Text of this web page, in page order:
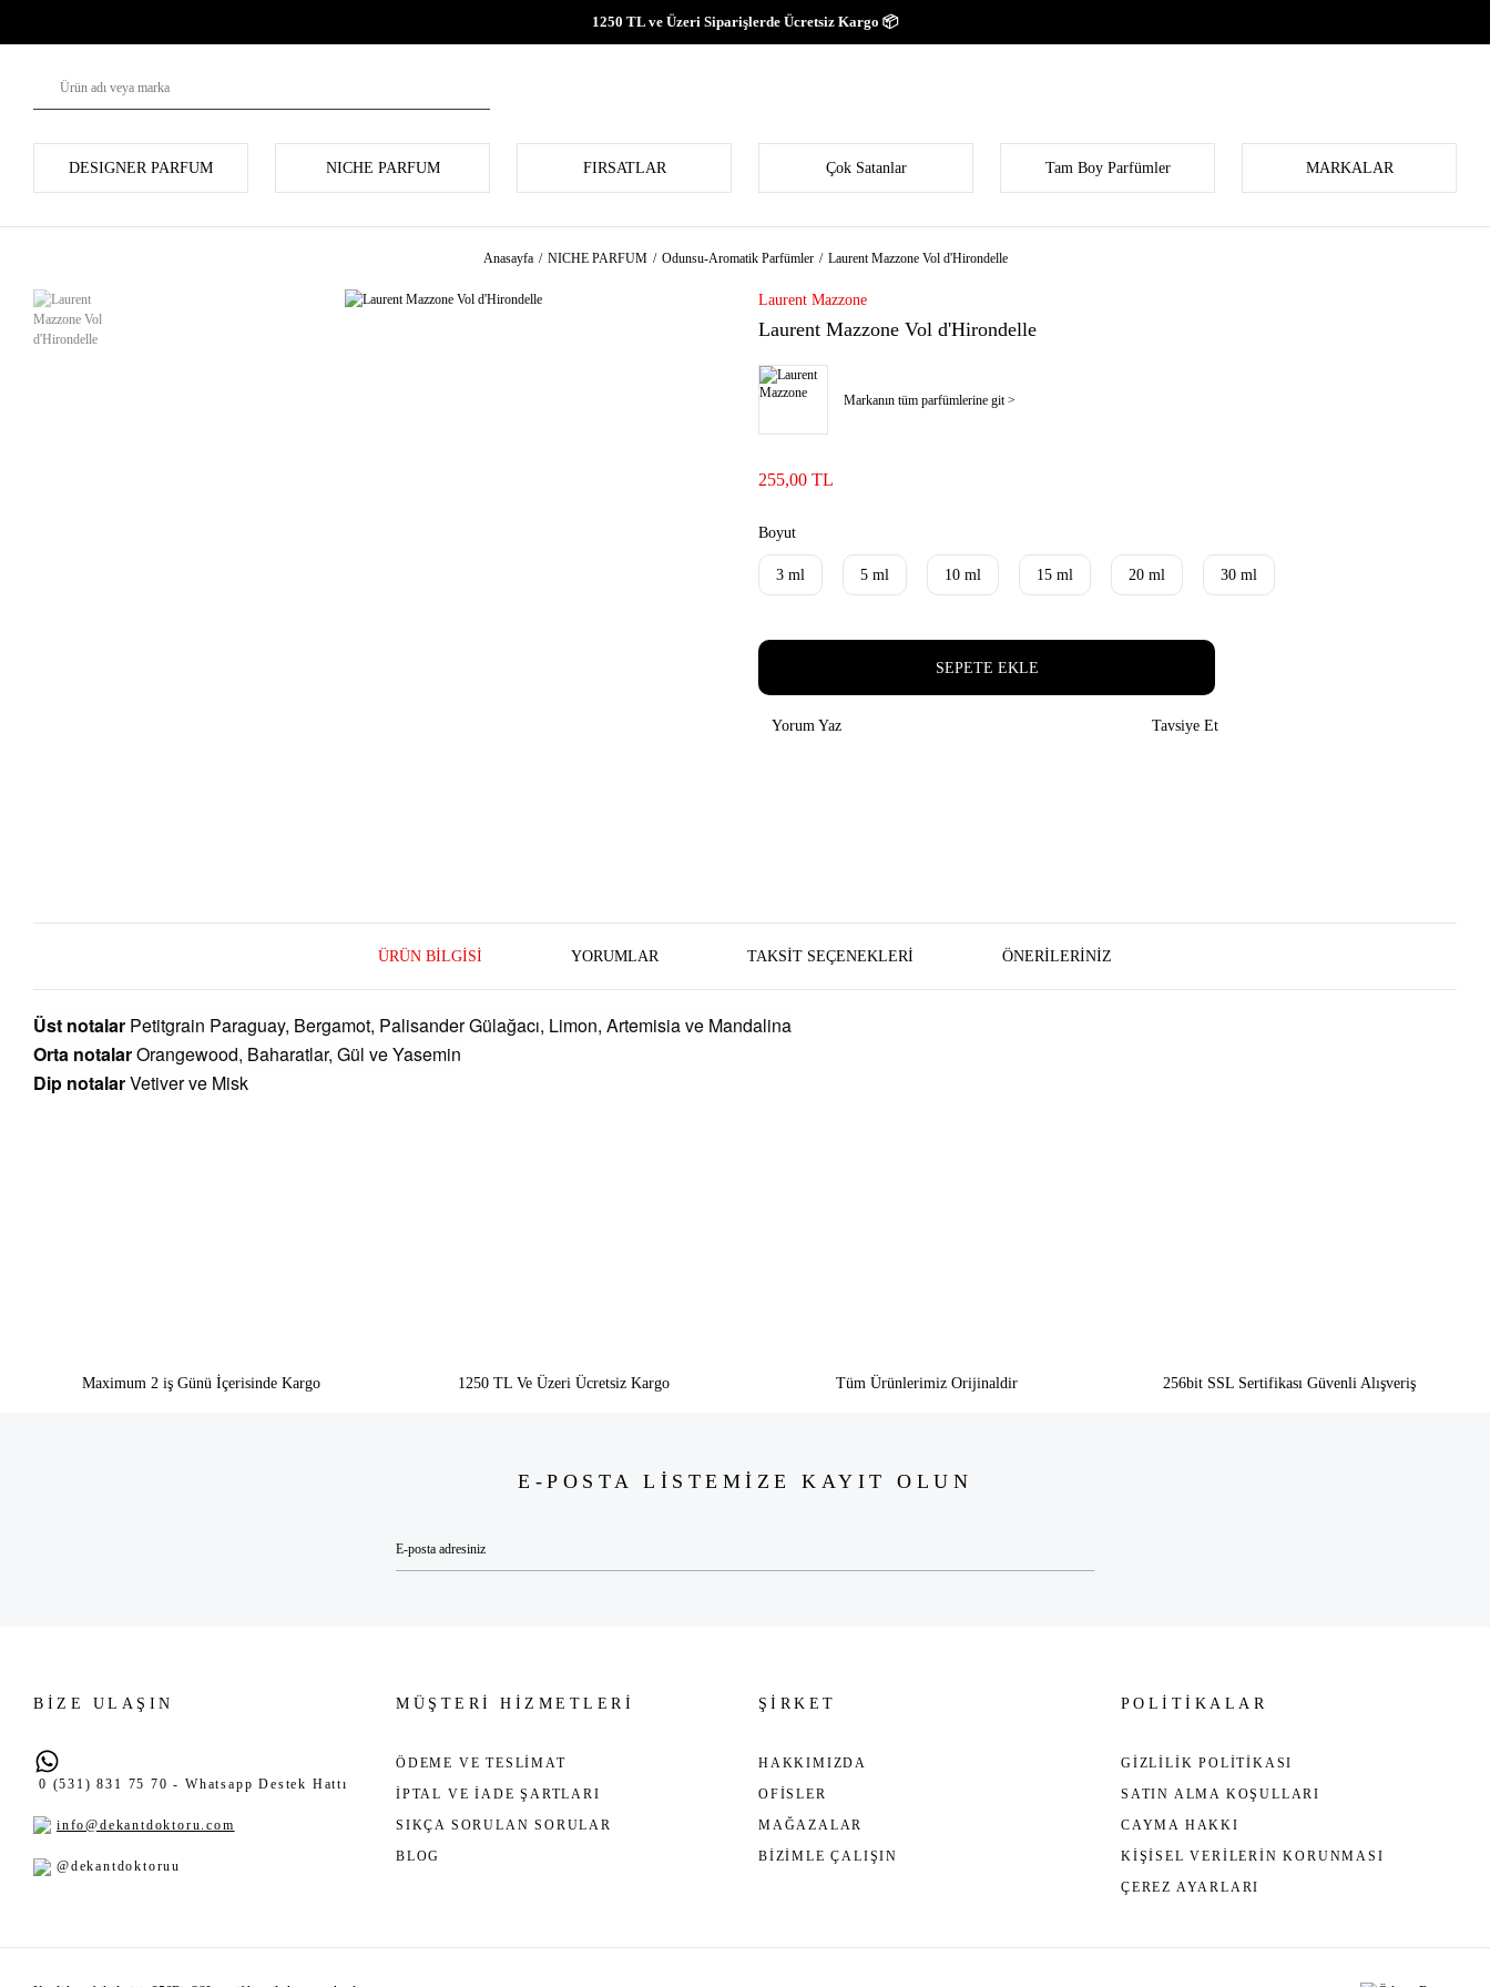
1250 TL ve Üzeri Siparişlerde Ücretsiz Kargo 📦
DESIGNER PARFUM NICHE PARFUM FIRSATLAR Çok Satanlar Tam Boy Parfümler MARKALAR
Anasayfa NICHE PARFUM Odunsu-Aromatik Parfümler Laurent Mazzone Vol d'Hirondelle
Laurent Mazzone
Laurent Mazzone Vol d'Hirondelle
Markanın tüm parfümlerine git >
255,00 TL
Boyut
3 ml 5 ml 10 ml 15 ml 20 ml 30 ml
SEPETE EKLE
Yorum Yaz Tavsiye Et
ÜRÜN BILGISI YORUMLAR TAKSIT SEÇENEKLERI ÖNERILERINIZ
Üst notalar Petitgrain Paraguay, Bergamot, Palisander Gülağacı, Limon, Artemisia ve Mandalina
Orta notalarOrangewood, Baharatlar, Gül ve Yasemin
Dip notalarVetiver ve Misk
Maximum 2 iş Günü İçerisinde Kargo 1250 TL Ve Üzeri Ücretsiz Kargo Tüm Ürünlerimiz Orijinaldir 256bit SSL Sertifikası Güvenli Alışveriş
E-POSTA LİSTEMİZE KAYIT OLUN
BİZE ULAŞIN
0 (531) 831 75 70 - Whatsapp Destek Hattı
info@dekantdoktoru.com
@dekantdoktoruu
MÜŞTERİ HİZMETLERİ
ÖDEME VE TESLİMAT
İPTAL VE İADE ŞARTLARI
SIKÇA SORULAN SORULAR
BLOG
ŞİRKET
HAKKIMIZDA
OFİSLER
MAĞAZALAR
BİZİMLE ÇALIŞIN
POLİTİKALAR
GİZLİLİK POLİTİKASI
SATIN ALMA KOŞULLARI
CAYMA HAKKI
KİŞİSEL VERİLERİN KORUNMASI
ÇEREZ AYARLARI